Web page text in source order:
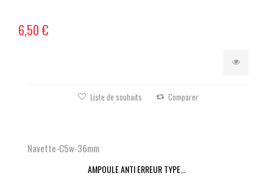
6,50 €
Liste de souhaits Comparer
Navette-C5w-36mm
AMPOULE ANTI ERREUR TYPE...